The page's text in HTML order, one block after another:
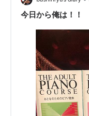
先生です。 ～～～～
今日から俺は！！